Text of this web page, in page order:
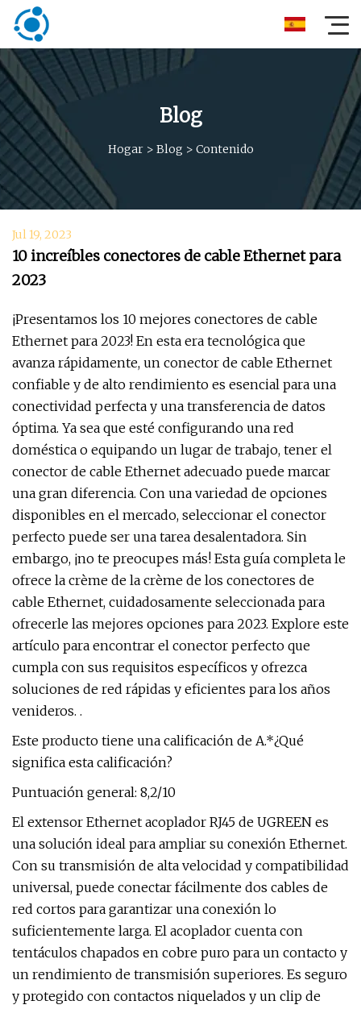
Blog
Hogar> Blog > Contenido
Jul 19, 2023
10 increíbles conectores de cable Ethernet para
2023
¡Presentamos los 10 mejores conectores de cable
Ethernet para 2023! En esta era tecnológica que
avanza rápidamente, un conector de cable Ethernet
confiable y de alto rendimiento es esencial para una
conectividad perfecta y una transferencia de datos
óptima. Ya sea que esté configurando una red
doméstica o equipando un lugar de trabajo, tener el
conector de cable Ethernet adecuado puede marcar
una gran diferencia. Con una variedad de opciones
disponibles en el mercado, seleccionar el conector
perfecto puede ser una tarea desalentadora. Sin
embargo, ¡no te preocupes más! Esta guía completa le
ofrece la crème de la crème de los conectores de
cable Ethernet, cuidadosamente seleccionada para
ofrecerle las mejores opciones para 2023. Explore este
artículo para encontrar el conector perfecto que
cumpla con sus requisitos específicos y ofrezca
soluciones de red rápidas y eficientes para los años
venideros. .
Este producto tiene una calificación de A.*¿Qué
significa esta calificación?
Puntuación general: 8,2/10
El extensor Ethernet acoplador RJ45 de UGREEN es
una solución ideal para ampliar su conexión Ethernet.
Con su transmisión de alta velocidad y compatibilidad
universal, puede conectar fácilmente dos cables de
red cortos para garantizar una conexión lo
suficientemente larga. El acoplador cuenta con
tentáculos chapados en cobre puro para un contacto y
un rendimiento de transmisión superiores. Es seguro
y protegido con contactos niquelados y un clip de